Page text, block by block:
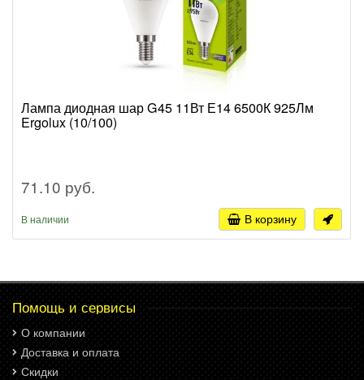
Лампа диодная шар G45 11Вт Е14 6500К 925Лм
Ergolux (10/100)
71.10 руб.
В наличии В корзину
Помощь и сервисы
О компании
Доставка и оплата
Скидки